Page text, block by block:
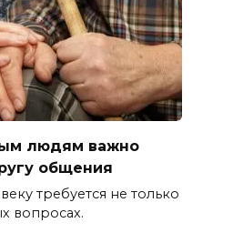
людям важно
общения
требуется не только
вопросах.